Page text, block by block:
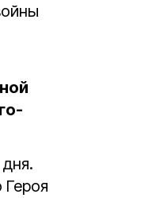
Героя